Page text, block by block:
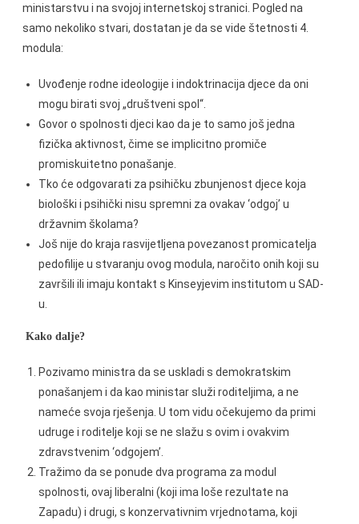
ministarstvu i na svojoj internetskoj stranici. Pogled na
samo nekoliko stvari, dostatan je da se vide štetnosti 4.
modula:
Uvođenje rodne ideologije i indoktrinacija djece da oni
mogu birati svoj „društveni spol“.
Govor o spolnosti djeci kao da je to samo još jedna
fizička aktivnost, čime se implicitno promiče
promiskuitetno ponašanje.
Tko će odgovarati za psihičku zbunjenost djece koja
biološki i psihički nisu spremni za ovakav ‘odgoj’ u
državnim školama?
Još nije do kraja rasvijetljena povezanost promicatelja
pedofilije u stvaranju ovog modula, naročito onih koji su
završili ili imaju kontakt s Kinseyjevim institutom u SAD-
u.
Kako dalje?
Pozivamo ministra da se uskladi s demokratskim
ponašanjem i da kao ministar služi roditeljima, a ne
nameće svoja rješenja. U tom vidu očekujemo da primi
udruge i roditelje koji se ne slažu s ovim i ovakvim
zdravstvenim ‘odgojem’.
Tražimo da se ponude dva programa za modul
spolnosti, ovaj liberalni (koji ima loše rezultate na
Zapadu) i drugi, s konzervativnim vrjednotama, koji